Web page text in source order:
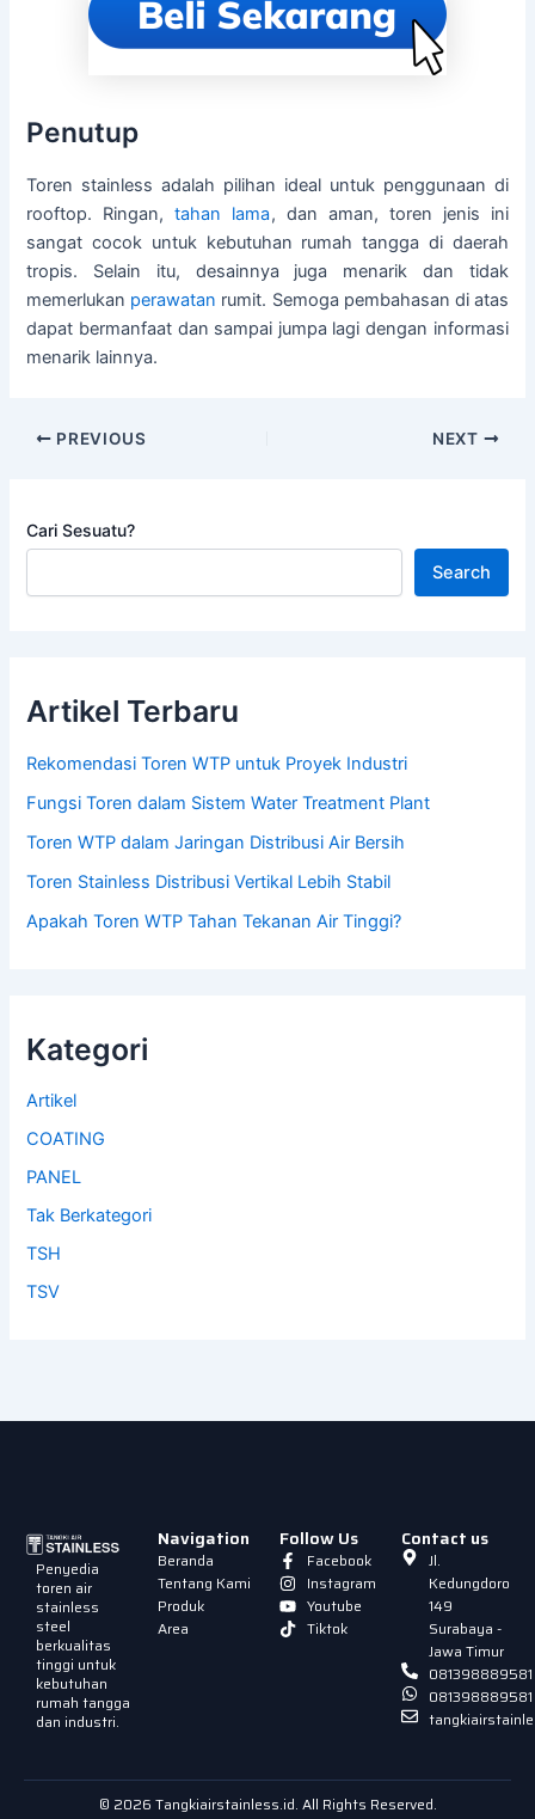
Penutup
Toren stainless adalah pilihan ideal untuk penggunaan di
rooftop. Ringan,tahan lama, dan aman, toren jenis ini
sangat cocok untuk kebutuhan rumah tangga di daerah
tropis. Selain itu, desainnya juga menarik dan tidak
memerlukan perawatan rumit. Semoga pembahasan di atas
dapat bermanfaat dan sampai jumpa lagi dengan informasi
menarik lainnya.
PREVIOUS NEXT
Cari Sesuatu?
Search
Artikel Terbaru
Rekomendasi Toren WTP untuk Proyek Industri
Fungsi Toren dalam Sistem Water Treatment Plant
Toren WTP dalam Jaringan Distribusi Air Bersih
Toren Stainless Distribusi Vertikal Lebih Stabil
Apakah Toren WTP Tahan Tekanan Air Tinggi?
Kategori
Artikel
COATING
PANEL
Tak Berkategori
TSH
TSV
Penyedia
toren air
stainless
steel
berkualitas
tinggi untuk
kebutuhan
rumah tangga
dan industri.
Navigation
Beranda
Tentang Kami
Produk
Area
Follow Us
Facebook
Instagram
Youtube
Tiktok
Contact us
Jl.
Kedungdoro
149
Surabaya -
Jawa Timur
081398889581
081398889581
© 2026 Tangkiairstainless.id. All Rights Reserved.